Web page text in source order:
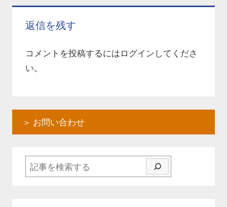
ナ
ビ
ゲ
ー
ョ
ン
事:
事:
返信を残す
コメントを投稿するにはログインしてくださ
い。
＞ お問い合わせ
検索